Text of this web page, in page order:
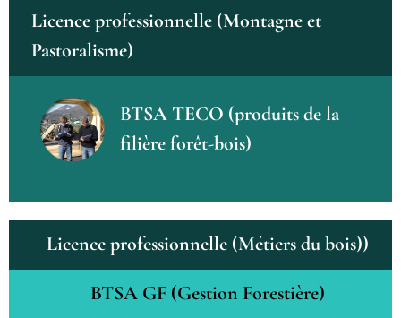
BTSA TECO (produits de la
filière forêt-bois)
Licence professionnelle (Montagne et
Pastoralisme)
BTSA GF (Gestion Forestière)
Licence professionnelle (Métiers du bois))